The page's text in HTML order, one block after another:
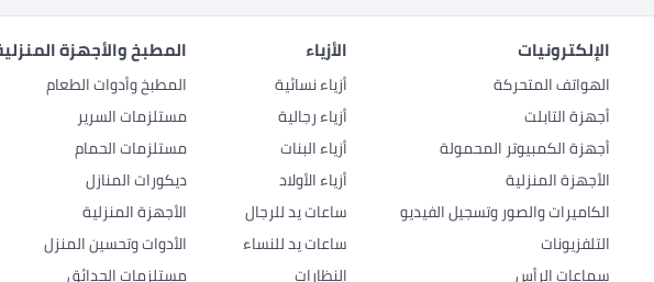
الإلكترونيات
الهواتف المتحركة
أجهزة التابلت
أجهزة الكمبيوتر المحمولة
الأجهزة المنزلية
الكاميرات والصور وتسجيل الفيديو
التلفزيونات
سماعات الرأس
الأزياء
أزياء نسائية
أزياء رجالية
أزياء البنات
أزياء الأولاد
ساعات يد للرجال
ساعات يد للنساء
النظارات
المطبخ والأجهزة
المطبخ وأدوات الطعام
مستلزمات السرير
مستلزمات الحمام
ديكورات المنازل
الأجهزة المنزلية
الأدوات وتحسين المنزل
مستلزمات الحدائق